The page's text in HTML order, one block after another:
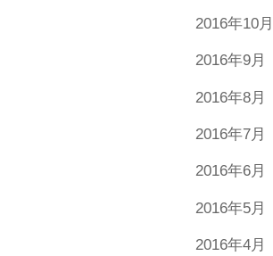
2016年10月
2016年9月
2016年8月
2016年7月
2016年6月
2016年5月
2016年4月